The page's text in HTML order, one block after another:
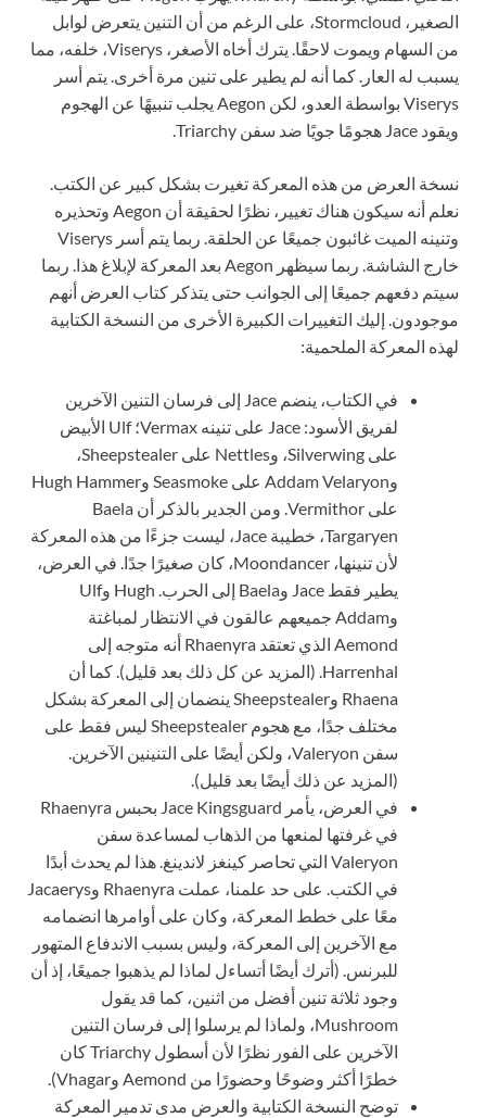
الصغير، Stormcloud، على الرغم من أن التنين يتعرض لوابل
من السهام ويموت لاحقًا. يترك أخاه الأصغر، Viserys، خلفه، مما
يسبب له العار. كما أنه لم يطير على تنين مرة أخرى. يتم أسر
Viserys بواسطة العدو، لكن Aegon يجلب تنبيهًا عن الهجوم
ويقود Jace هجومًا جويًا ضد سفن Triarchy.
نسخة العرض من هذه المعركة تغيرت بشكل كبير عن الكتب.
نعلم أنه سيكون هناك تغيير، نظرًا لحقيقة أن Aegon وتحذيره
وتنينه الميت غائبون جميعًا عن الحلقة. ربما يتم أسر Viserys
خارج الشاشة. ربما سيظهر Aegon بعد المعركة لإبلاغ هذا. ربما
سيتم دفعهم جميعًا إلى الجوانب حتى يتذكر كتاب العرض أنهم
موجودون. إليك التغييرات الكبيرة الأخرى من النسخة الكتابية
لهذه المعركة الملحمية:
في الكتاب، ينضم Jace إلى فرسان التنين الآخرين
لفريق الأسود: Jace على تنينه Vermax؛ Ulf الأبيض
على Silverwing، وNettles على Sheepstealer،
وAddam Velaryon على Seasmoke وHugh Hammer
على Vermithor. ومن الجدير بالذكر أن Baela
Targaryen، خطيبة Jace، ليست جزءًا من هذه المعركة
لأن تنينها، Moondancer، كان صغيرًا جدًا. في العرض،
يطير فقط Jace وBaela إلى الحرب. Hugh وUlf
وAddam جميعهم عالقون في الانتظار لمباغتة
Aemond الذي تعتقد Rhaenyra أنه متوجه إلى
Harrenhal. (المزيد عن كل ذلك بعد قليل). كما أن
Rhaena وSheepstealer ينضمان إلى المعركة بشكل
مختلف جدًا، مع هجوم Sheepstealer ليس فقط على
سفن Valeryon، ولكن أيضًا على التنينين الآخرين.
(المزيد عن ذلك أيضًا بعد قليل).
في العرض، يأمر Jace Kingsguard بحبس Rhaenyra
في غرفتها لمنعها من الذهاب لمساعدة سفن
Valeryon التي تحاصر كينغز لاندينغ. هذا لم يحدث أبدًا
في الكتب. على حد علمنا، عملت Rhaenyra وJacaerys
معًا على خطط المعركة، وكان على أوامرها انضمامه
مع الآخرين إلى المعركة، وليس بسبب الاندفاع المتهور
للبرنس. (أترك أيضًا أتساءل لماذا لم يذهبوا جميعًا، إذ أن
وجود ثلاثة تنين أفضل من اثنين، كما قد يقول
Mushroom، ولماذا لم يرسلوا إلى فرسان التنين
الآخرين على الفور نظرًا لأن أسطول Triarchy كان
خطرًا أكثر وضوحًا وحضورًا من Aemond وVhagar).
توضح النسخة الكتابية والعرض مدى تدمير المعركة